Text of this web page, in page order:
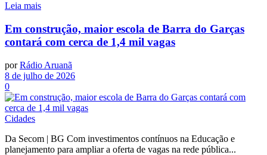
Leia mais
Em construção, maior escola de Barra do Garças
contará com cerca de 1,4 mil vagas
por Rádio Aruanã
8 de julho de 2026
0
Cidades
Da Secom | BG Com investimentos contínuos na Educação e
planejamento para ampliar a oferta de vagas na rede pública...